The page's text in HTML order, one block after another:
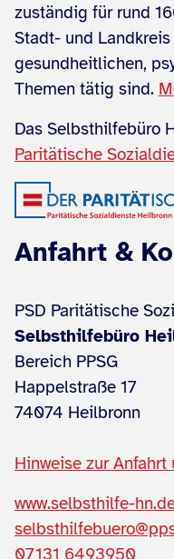
zuständig für rund
Stadt- und
gesundheitlichen,
Themen tätig sind.
Das Selbsthilfebüro
Paritätische
Anfahrt &
PSD Paritätische
Selbsthilfebüro
Bereich PPSG
Happelstraße 17
74074 Heilbronn
Hinweise zur Anfahrt
www.selbsthilfe-
07131 6493950